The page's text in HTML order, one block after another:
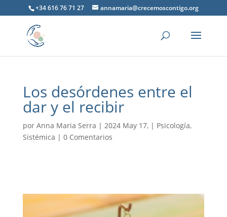
+34 616 76 71 27 annamaria@crecemoscontigo.org
Los desórdenes entre el
dar y el recibir
por Anna Maria Serra | 2024 May 17,| Psicología,
Sistémica | 0 Comentarios